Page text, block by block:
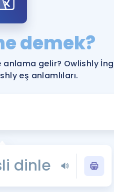
YDS ve YÖKDİL
Rehberlik Aracı
YDS ve YÖKDİL'e
Tüm ÖSYM
YDS - YÖKDİL
demek?
anlama gelir? Owlishly
eş anlamlıları.
dinle